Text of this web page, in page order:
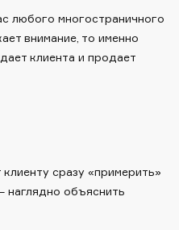
любого многостраничного
внимание, то именно
клиента и продает
сразу «примерить»
наглядно объяснить